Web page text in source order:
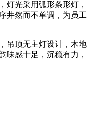
灯光采用弧形条形灯，
井然而不单调，为员工
吊顶无主灯设计，木地
味感十足，沉稳有力，